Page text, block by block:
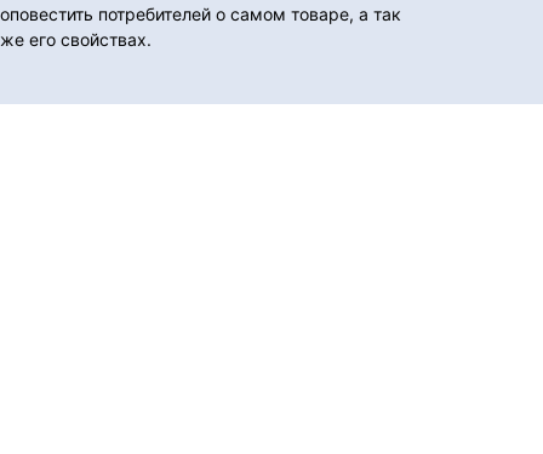
оповестить потребителей о самом товаре, а так
же его свойствах.